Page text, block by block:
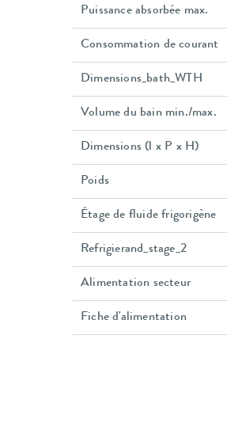
Puissance absorbée max.
Consommation de courant
Dimensions_bath_WTH
Volume du bain min./max.
Dimensions (l x P x H)
Poids
Étage de fluide frigorigène
Refrigierand_stage_2
Alimentation secteur
Fiche d'alimentation